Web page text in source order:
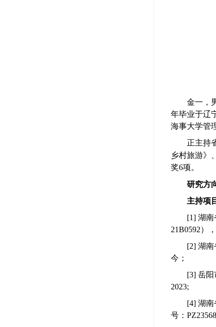
金一，
年毕业于辽
海事大学管
正主持
乡村旅游》
奖6项。
研究方
主持项
[1] 湖
21B0592）
[2] 湖
今；
[3] 岳阳
2023;
[4] 湖
号：